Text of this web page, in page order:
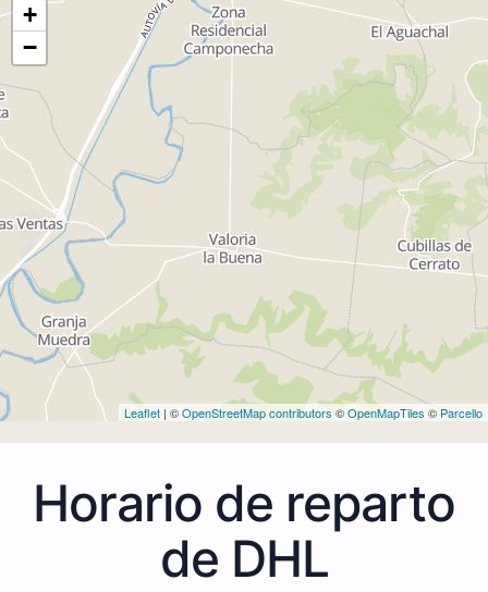
+
−
Leaflet | ©OpenStreetMap contributors ©OpenMapTiles © Parcello
Horario de reparto
de DHL